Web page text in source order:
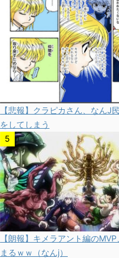
【悲報】クラピカさん、なんJ
をしてしまう
【朗報】キメラアント編の
まるｗｗ（なんj）